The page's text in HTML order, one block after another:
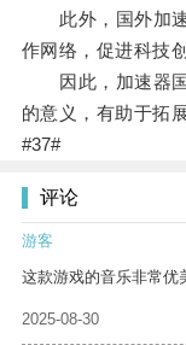
此外，国外加速
作网络，促进科技
因此，加速器国
的意义，有助于拓
#37#
评论
游客
这款游戏的音乐非常优
2025-08-30